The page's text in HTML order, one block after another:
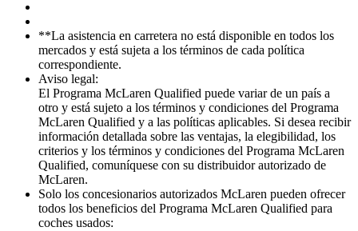
**La asistencia en carretera no está disponible en todos los
mercados y está sujeta a los términos de cada política
correspondiente.
Aviso legal:
El Programa McLaren Qualified puede variar de un país a
otro y está sujeto a los términos y condiciones del Programa
McLaren Qualified y a las políticas aplicables. Si desea recibir
información detallada sobre las ventajas, la elegibilidad, los
criterios y los términos y condiciones del Programa McLaren
Qualified, comuníquese con su distribuidor autorizado de
McLaren.
Solo los concesionarios autorizados McLaren pueden ofrecer
todos los beneficios del Programa McLaren Qualified para
coches usados: